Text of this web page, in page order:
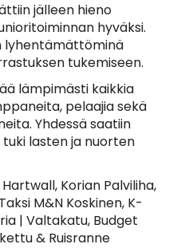
jälleen hieno
hyväksi.
lyhentämättöminä
tukemiseen.
lämpimästi kaikkia
pelaajia sekä
Yhdessä saatiin
lasten ja nuorten
Korian Palviliha,
M&N Koskinen, K-
| Valtakatu, Budget
& Ruisranne